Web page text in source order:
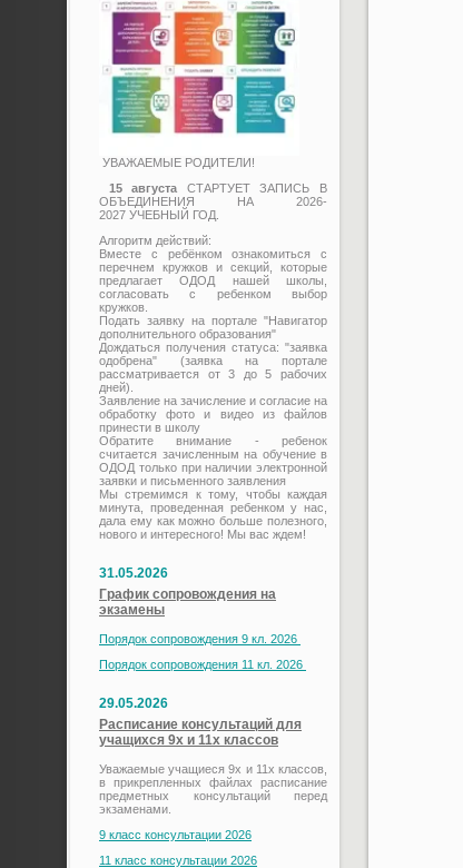
УВАЖАЕМЫЕ РОДИТЕЛИ!
15 августа СТАРТУЕТ ЗАПИСЬ В
ОБЪЕДИНЕНИЯ НА 2026-
2027 УЧЕБНЫЙ ГОД.
Алгоритм действий:
Вместе с ребёнком ознакомиться с
перечнем кружков и секций, которые
предлагает ОДОД нашей школы,
согласовать с ребенком выбор
кружков.
Подать заявку на портале "Навигатор
дополнительного образования"
Дождаться получения статуса: "заявка
одобрена" (заявка на портале
рассматривается от 3 до 5 рабочих
дней).
Заявление на зачисление и согласие на
обработку фото и видео из файлов
принести в школу
Обратите внимание - ребенок
считается зачисленным на обучение в
ОДОД только при наличии электронной
заявки и письменного заявления
Мы стремимся к тому, чтобы каждая
минута, проведенная ребенком у нас,
дала ему как можно больше полезного,
нового и интересного! Мы вас ждем!
31.05.2026
График сопровождения на
экзамены
Порядок сопровождения 9 кл. 2026
Порядок сопровождения 11 кл. 2026
29.05.2026
Расписание консультаций для
учащихся 9х и 11х классов
Уважаемые учащиеся 9х и 11х классов,
в прикрепленных файлах расписание
предметных консультаций перед
экзаменами.
9 класс консультации 2026
11 класс консультации 2026